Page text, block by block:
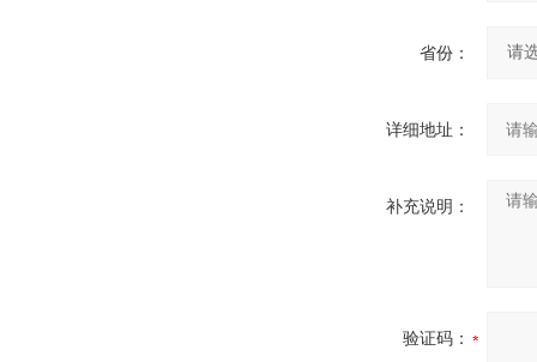
省份：
详细地址：
补充说明：
验证码：